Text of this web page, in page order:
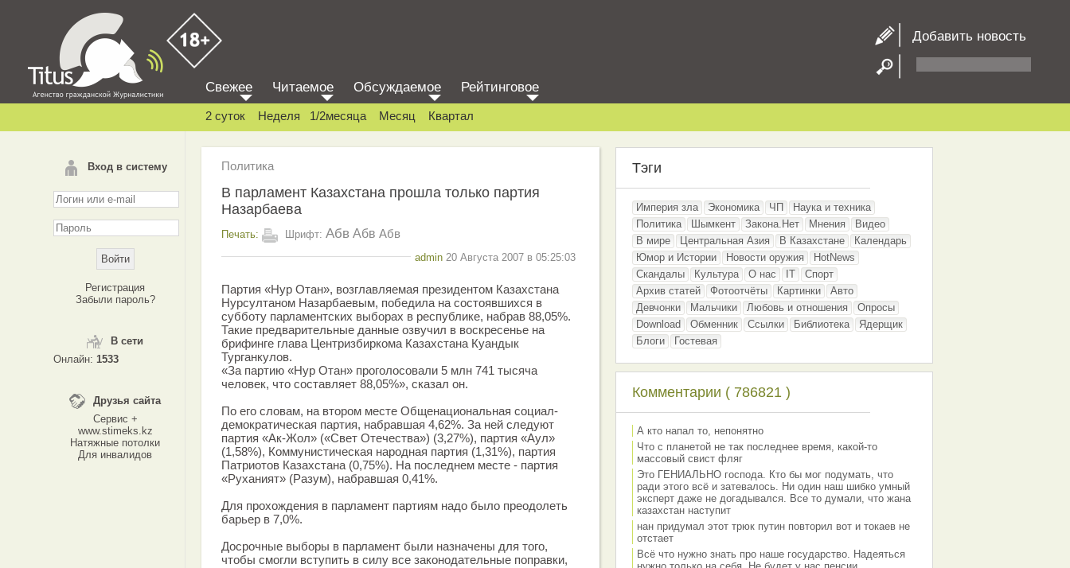
Добавить новость
Вход в систему
Регистрация
Забыли пароль?
В сети
Онлайн: 1533
Друзья сайта
Сервис +
www.stimeks.kz
Натяжные потолки
Для инвалидов
Свежее Читаемое Обсуждаемое Рейтинговое
2 суток Неделя 1/2месяца Месяц Квартал
Политика
В парламент Казахстана прошла только партия
Назарбаева
Печать: Шрифт: Абв Абв Абв
admin 20 Августа 2007 в 05:25:03
Партия «Нур Отан», возглавляемая президентом Казахстана
Нурсултаном Назарбаевым, победила на состоявшихся в
субботу парламентских выборах в республике, набрав 88,05%.
Такие предварительные данные озвучил в воскресенье на
брифинге глава Центризбиркома Казахстана Куандык
Турганкулов.
«За партию «Нур Отан» проголосовали 5 млн 741 тысяча
человек, что составляет 88,05%», сказал он.
По его словам, на втором месте Общенациональная социал-
демократическая партия, набравшая 4,62%. За ней следуют
партия «Ак-Жол» («Свет Отечества») (3,27%), партия «Аул»
(1,58%), Коммунистическая народная партия (1,31%), партия
Патриотов Казахстана (0,75%). На последнем месте - партия
«Руханият» (Разум), набравшая 0,41%.
Для прохождения в парламент партиям надо было преодолеть
барьер в 7,0%.
Досрочные выборы в парламент были назначены для того,
чтобы смогли вступить в силу все законодательные поправки,
Тэги
Империя зла Экономика ЧП
Наука и техника
Политика
Шымкент Закона.Нет Мнения
Видео
В мире
Центральная Азия В Казахстане
Календарь
Юмор и Истории
Новости оружия
HotNews
Скандалы
Культура О нас IT
Спорт
Архив статей
Фотоотчёты Картинки
Авто
Девчонки
Мальчики Любовь и отношения
Опросы
Download
Обменник Ссылки Библиотека
Ядерщик
Блоги
Гостевая
Комментарии ( 786821 )
А кто напал то, непонятно
Что с планетой не так последнее время, какой-то
массовый свист фляг
Это ГЕНИАЛЬНО господа. Кто бы мог подумать, что
ради этого всё и затевалось. Ни один наш шибко умный
эксперт даже не догадывался. Все то думали, что жана
казахстан наступит
нан придумал этот трюк путин повторил вот и токаев не
отстает
Всё что нужно знать про наше государство. Надеяться